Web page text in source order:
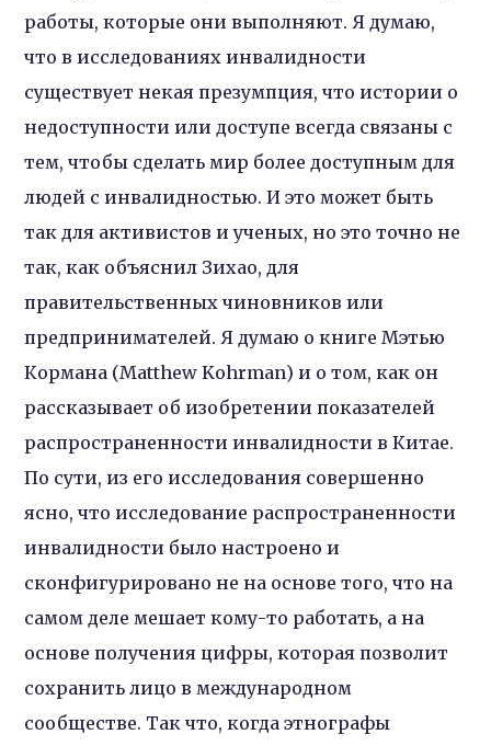
работы, которые они выполняют. Я думаю,
что в исследованиях инвалидности
существует некая презумпция, что истории о
недоступности или доступе всегда связаны с
тем, чтобы сделать мир более доступным для
людей с инвалидностью. И это может быть
так для активистов и ученых, но это точно не
так, как объяснил Зихао, для
правительственных чиновников или
предпринимателей. Я думаю о книге Мэтью
Кормана (Matthew Kohrman) и о том, как он
рассказывает об изобретении показателей
распространенности инвалидности в Китае.
По сути, из его исследования совершенно
ясно, что исследование распространенности
инвалидности было настроено и
сконфигурировано не на основе того, что на
самом деле мешает кому-то работать, а на
основе получения цифры, которая позволит
сохранить лицо в международном
сообществе. Так что, когда этнографы